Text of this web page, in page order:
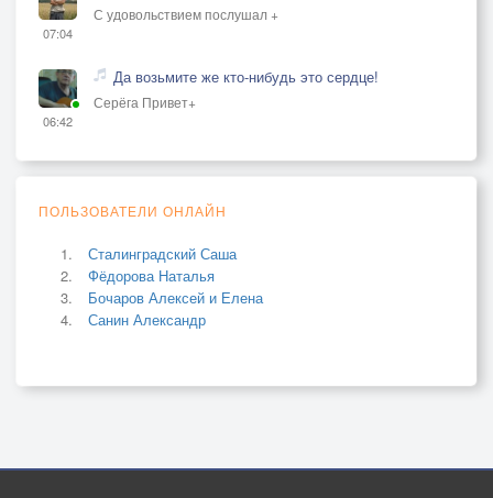
07:04
С удовольствием послушал +
06:42
Да возьмите же кто-нибудь это сердце!
Серёга Привет+
ПОЛЬЗОВАТЕЛИ ОНЛАЙН
Сталинградский Саша
Фёдорова Наталья
Бочаров Алексей и Елена
Санин Александр